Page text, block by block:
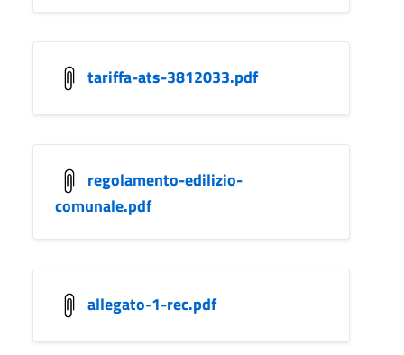
tariffa-ats-3812033.pdf
regolamento-edilizio-
comunale.pdf
allegato-1-rec.pdf